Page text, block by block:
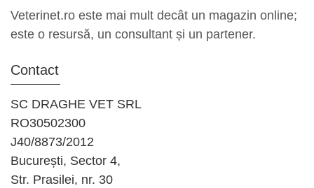
Veterinet.ro este mai mult decât un magazin online;
este o resursă, un consultant și un partener.
Contact
SC DRAGHE VET SRL
RO30502300
J40/8873/2012
București, Sector 4,
Str. Prasilei, nr. 30